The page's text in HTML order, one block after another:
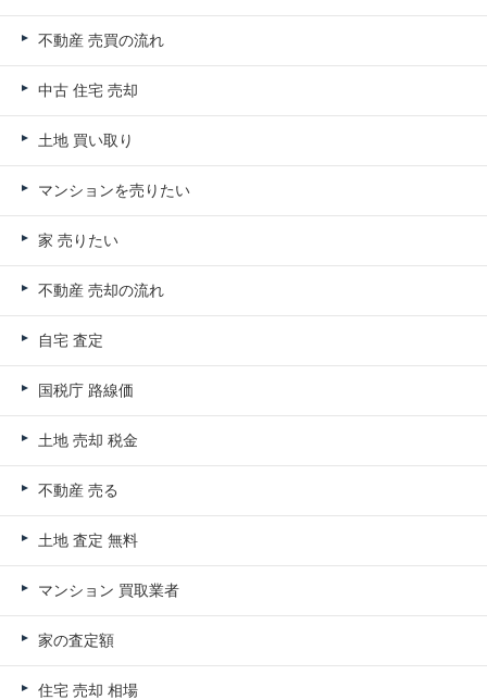
不動産 売買の流れ
中古 住宅 売却
土地 買い取り
マンションを売りたい
家 売りたい
不動産 売却の流れ
自宅 査定
国税庁 路線価
土地 売却 税金
不動産 売る
土地 査定 無料
マンション 買取業者
家の査定額
住宅 売却 相場